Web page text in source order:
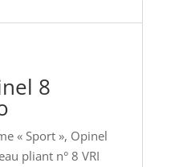
8
« Sport », Opinel
pliant n° 8 VRI